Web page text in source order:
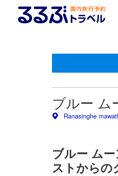
ブルー ム
Ranasinghe
ブルー ム
ストからの